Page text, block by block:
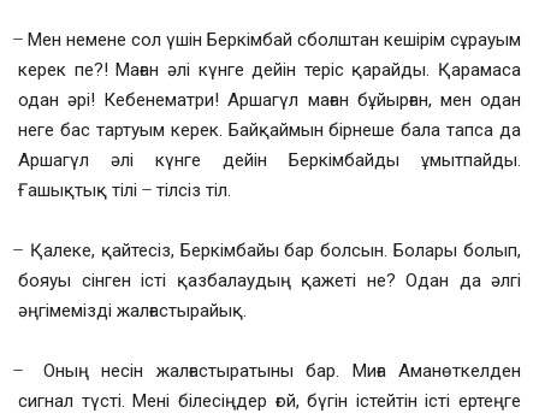
̶ Мен немене сол үшін Беркімбай сболштан кешірім сұрауым
керек пе?! Маған әлі күнге дейін теріс қарайды. Қарамаса
одан әрі! Кебенематри! Аршагүл маған бұйырған, мен одан
неге бас тартуым керек. Байқаймын бірнеше бала тапса да
Аршагүл әлі күнге дейін Беркімбайды ұмытпайды.
Ғашықтық тілі ̶ тілсіз тіл.
̶ Қалеке, қайтесіз, Беркімбайы бар болсын. Болары болып,
бояуы сінген істі қазбалаудың қажеті не? Одан да әлгі
әңгімемізді жалғастырайық.
̶ Оның несін жалғастыратыны бар. Миға Аманөткелден
сигнал түсті. Мені білесіңдер ғой, бүгін істейтін істі ертеңге